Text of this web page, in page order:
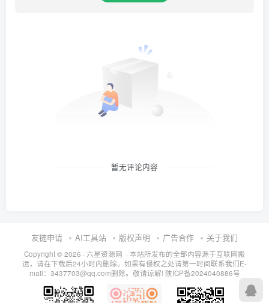
暂无评论内容
友链申请 AI工具站 版权声明 广告合作 关于我们
Copyright © 2026 · 六星资源网 · 本站所发布的全部内容源于互联网搬
运，请在下载后24小时内删除。如果有侵权之处请第一时间联系我们E-
mail：3437703@qq.com删除。敬请谅解! 陕ICP备2024040886号